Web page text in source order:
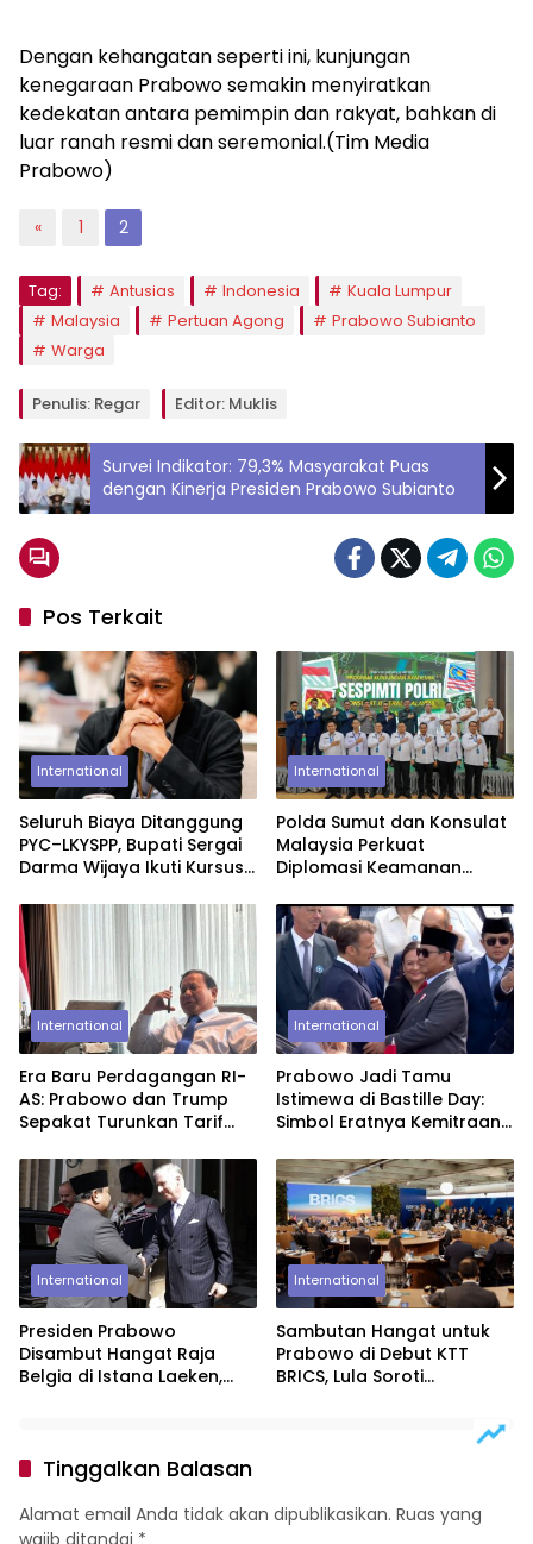
Dengan kehangatan seperti ini, kunjungan
kenegaraan Prabowo semakin menyiratkan
kedekatan antara pemimpin dan rakyat, bahkan di
luar ranah resmi dan seremonial.(Tim Media
Prabowo)
« 1 2
Tag: Antusias Indonesia
Kuala Lumpur
Malaysia
Pertuan Agong
Prabowo Subianto
Warga
Penulis: Regar Editor: Muklis
Survei Indikator: 79,3% Masyarakat Puas
dengan Kinerja Presiden Prabowo Subianto
Pos Terkait
International
Seluruh Biaya Ditanggung
PYC–LKYSPP, Bupati Sergai
Darma Wijaya Ikuti Kursus
Singapura
International
Polda Sumut dan Konsulat
Malaysia Perkuat
Diplomasi Keamanan
Sespimti Polri
International
Era Baru Perdagangan RI-
AS: Prabowo dan Trump
Sepakat Turunkan Tarif
International
Prabowo Jadi Tamu
Istimewa di Bastille Day:
Simbol Eratnya Kemitraan
International
Presiden Prabowo
Disambut Hangat Raja
Belgia di Istana Laeken,
International
Sambutan Hangat untuk
Prabowo di Debut KTT
BRICS, Lula Soroti
Tinggalkan Balasan
Alamat email Anda tidak akan dipublikasikan. Ruas yang
wajib ditandai *